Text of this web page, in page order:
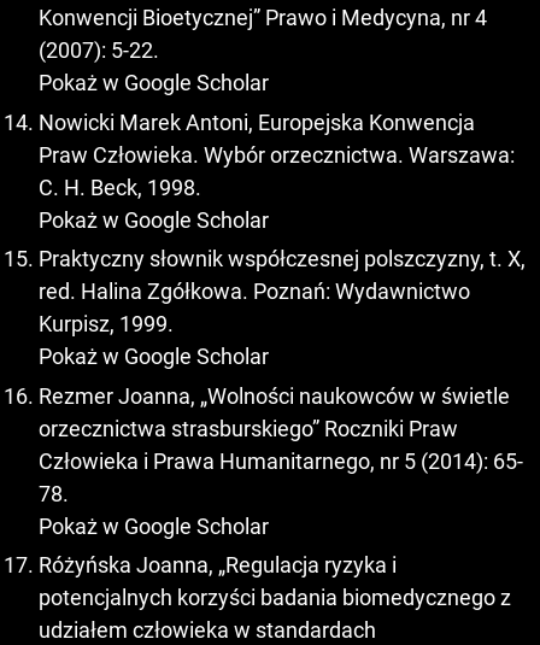
Konwencji Bioetycznej” Prawo i Medycyna, nr 4
(2007): 5-22.
Pokaż w Google Scholar
Nowicki Marek Antoni, Europejska Konwencja
Praw Człowieka. Wybór orzecznictwa. Warszawa:
C. H. Beck, 1998.
Pokaż w Google Scholar
Praktyczny słownik współczesnej polszczyzny, t. X,
red. Halina Zgółkowa. Poznań: Wydawnictwo
Kurpisz, 1999.
Pokaż w Google Scholar
Rezmer Joanna, „Wolności naukowców w świetle
orzecznictwa strasburskiego” Roczniki Praw
Człowieka i Prawa Humanitarnego, nr 5 (2014): 65-
78.
Pokaż w Google Scholar
Różyńska Joanna, „Regulacja ryzyka i
potencjalnych korzyści badania biomedycznego z
udziałem człowieka w standardach